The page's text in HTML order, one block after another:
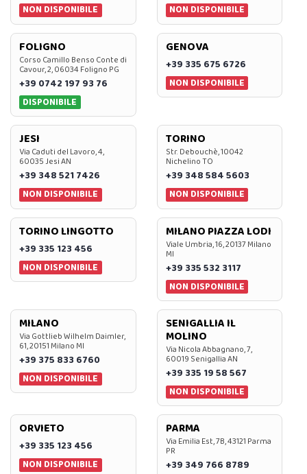
NON DISPONIBILE
NON DISPONIBILE
FOLIGNO
Corso Camillo Benso Conte di
Cavour, 2, 06034 Foligno PG
+39 0742 197 93 76
DISPONIBILE
GENOVA
+39 335 675 6726
NON DISPONIBILE
JESI
Via Caduti del Lavoro, 4,
60035 Jesi AN
+39 348 521 7426
NON DISPONIBILE
TORINO
Str. Debouchè, 10042
Nichelino TO
+39 348 584 5603
NON DISPONIBILE
TORINO LINGOTTO
+39 335 123 456
NON DISPONIBILE
MILANO PIAZZA LODI
Viale Umbria, 16, 20137 Milano
MI
+39 335 532 3117
NON DISPONIBILE
MILANO
Via Gottlieb Wilhelm Daimler,
61, 20151 Milano MI
+39 375 833 6760
NON DISPONIBILE
SENIGALLIA IL
MOLINO
Via Nicola Abbagnano, 7,
60019 Senigallia AN
+39 335 19 58 567
NON DISPONIBILE
ORVIETO
+39 335 123 456
NON DISPONIBILE
PARMA
Via Emilia Est, 7B, 43121 Parma
PR
+39 349 766 8789